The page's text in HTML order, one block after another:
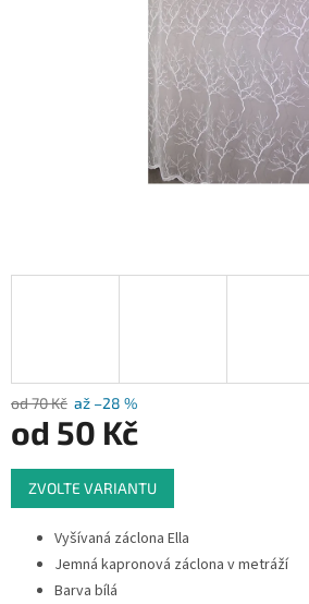
od 70 Kč až –28 %
od 50 Kč
Měrná
cena:
ZVOLTE VARIANTU
Vyšívaná záclona Ella
Jemná kapronová záclona v metráží
Barva bílá